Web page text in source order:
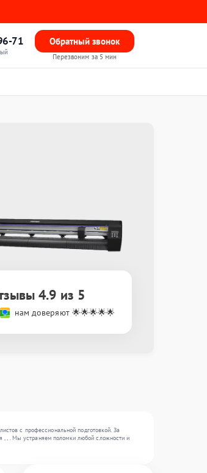
71 Обратный звонок
Перезвоним за 5 мин
4.9 из 5
нам доверяют 🌟🌟🌟🌟🌟
с профессиональной подготовкой. За
, , . Мы устраняем поломки любой сложности и